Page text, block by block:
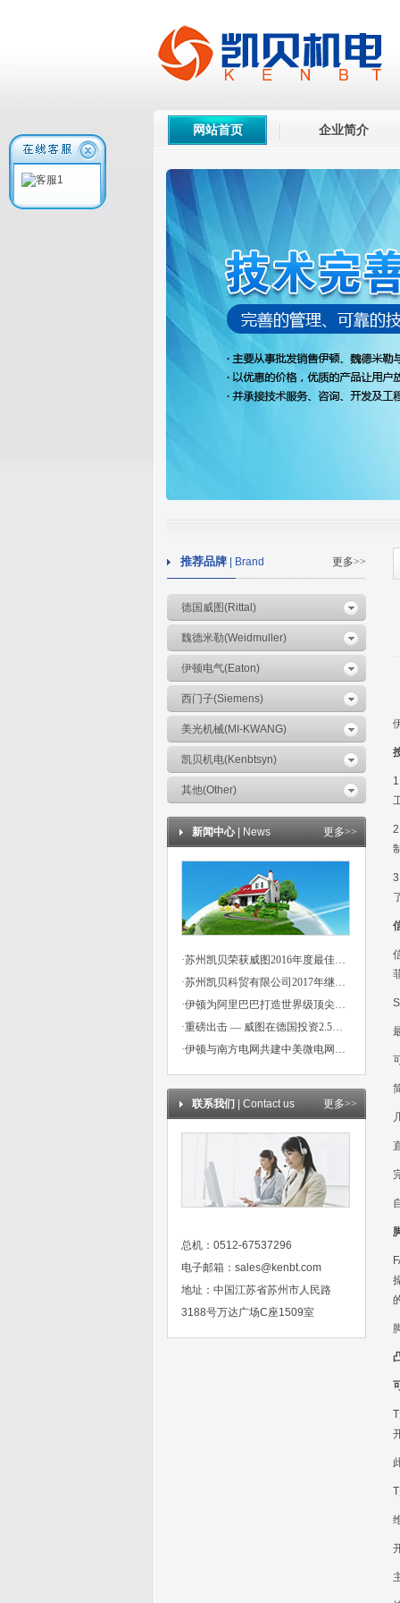
网站首页 企业简介
更多>>
推荐品牌 | Brand
德国威图(Rittal)
魏德米勒(Weidmuller)
伊顿电气(Eaton)
西门子(Siemens)
美光机械(MI-KWANG)
凯贝机电(Kenbtsyn)
其他(Other)
更多>>
新闻中心| News
·苏州凯贝荣获威图2016年度最佳信用伙伴奖
·苏州凯贝科贸有限公司2017年继续成为威图，魏德米勒，伊顿代理商
·伊顿为阿里巴巴打造世界级顶尖数据中心
·重磅出击 — 威图在德国投资2.5亿欧元！
·伊顿与南方电网共建中美微电网示范项目
更多>>
联系我们 | Contact us
总机：0512-67537296
电子邮箱： sales@kenbt.com
地址：中国江苏省苏州市人民路
3188号万达广场C座1509室